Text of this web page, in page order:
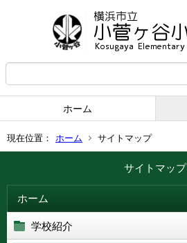
ホーム
現在位置： ホーム サイトマップ
サイトマップ
ホーム
学校紹介